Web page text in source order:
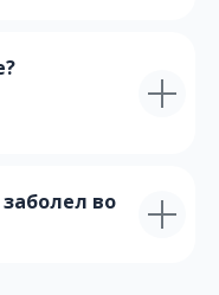
во